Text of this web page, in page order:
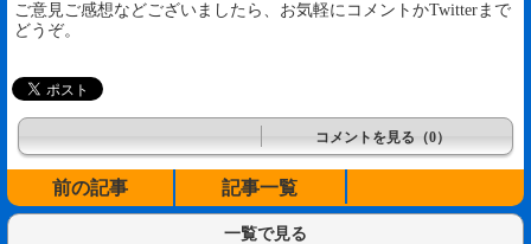
ご意見ご感想などございましたら、お気軽にコメントかTwitterまで
どうぞ。
コメントを見る（0）
前の記事 記事一覧
一覧で見る